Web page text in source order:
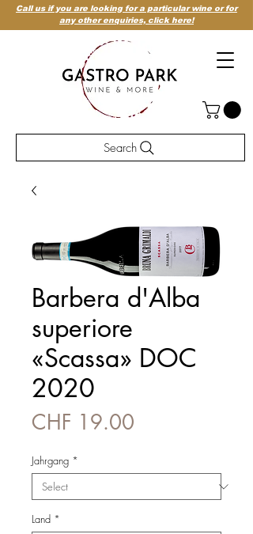
Call us if you are looking for a particular wine or for
any other enquiries, click here!
Search
Barbera d'Alba
superiore
«Scassa» DOC
2020
CHF 19.00
Jahrgang *
Land *